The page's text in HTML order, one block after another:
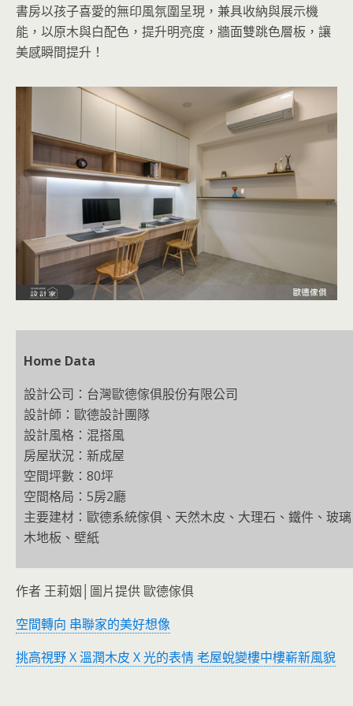
書房以孩子喜愛的無印風氛圍呈現，兼具收納與展示機
能，以原木與白配色，提升明亮度，牆面雙跳色層板，讓
美感瞬間提升！
Home Data
設計公司： 台灣歐德傢俱股份有限公司
設計師：歐德設計團隊
設計風格：混搭風
房屋狀況：新成屋
空間坪數：80坪
空間格局：5房2廳
主要建材：歐德系統傢俱、天然木皮、大理石、鐵件、玻
木地板、壁紙
作者 王莉姻│圖片提供 歐德傢俱
空間轉向 串聯家的美好想像
挑高視野 X 溫潤木皮 X 光的表情 老屋蛻變樓中樓嶄新風貌